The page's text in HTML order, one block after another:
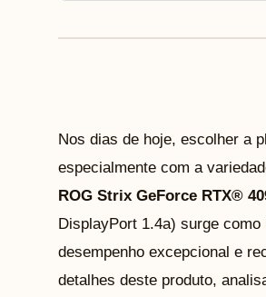
Nos dias de hoje, escolher a
especialmente com a
ROG Strix GeForce RTX®
DisplayPort 1.4a) surge
desempenho excepcional e
detalhes deste produto,